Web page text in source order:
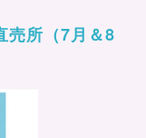
所（7月＆8